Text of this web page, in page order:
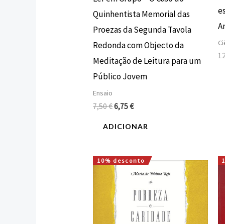
Quinhentista Memorial das
Proezas da Segunda Tavola
Redonda com Objecto da
Meditação de Leitura para um
Público Jovem
Ensaio
7,50€6,75€
ADICIONAR
10% desconto
O
preço
16,00 €.
O
preço
atual
é:
14,40 €.